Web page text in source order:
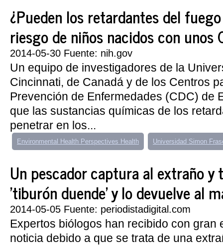
¿Pueden los retardantes del
riesgo de niños nacidos con unos
2014-05-30 Fuente: nih.gov
Un equipo de investigadores de la
Cincinnati, de Canadá y de los Centros
Prevención de Enfermedades (CDC) de
que las sustancias químicas de los
penetrar en los...
Environmental Health Perspectives Health Universidad Simon
Un pescador captura al extraño
'tiburón duende' y lo devuelve al
2014-05-05 Fuente: periodistadigital.com
Expertos biólogos han recibido con gran
noticia debido a que se trata de una